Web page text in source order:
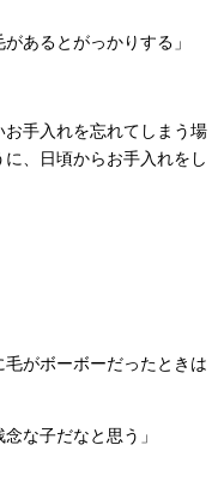
あるとがっかりする」
手入れを忘れてしまう場
、日頃からお手入れをし
毛がボーボーだったときは
な子だなと思う」